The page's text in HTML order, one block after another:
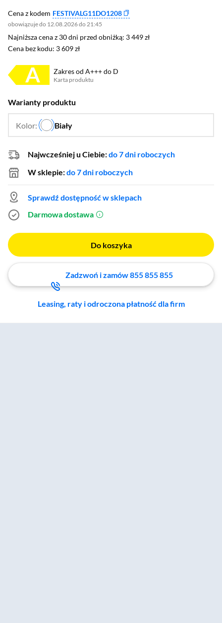
Cena z kodem FESTIVALG11DO1208
obowiązuje do 12.08.2026 do 21:45
Najniższa cena z 30 dni przed obniżką: 3 449 zł
Najniższa cena z 30 dni przed obniżką: 3 449 zł
Cena bez kodu: 3 609 zł
Cena bez kodu: 3 609 zł
Zakres od A+++ do D
Karta produktu
Plik w formacie pdf
(otworzy się w nowym oknie)
Warianty produktu
Kolor: Biały
…
Najwcześniej u Ciebie:do 7 dni roboczych
W sklepie:do 7 dni roboczych
Sprawdź dostępność w sklepach
Darmowa dostawa (otworzy się w nowym oknie)
Do koszyka
Zadzwoń i zamów 855 855 855
Leasing, raty i odroczona płatność dla firm